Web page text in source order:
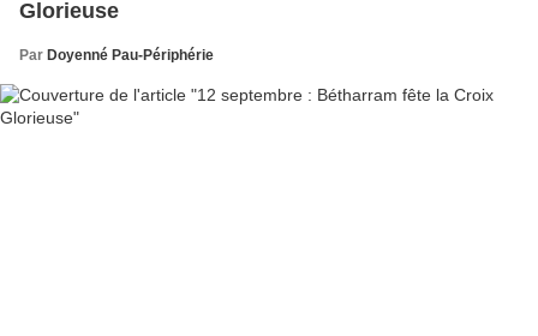
Glorieuse
Par Doyenné Pau-Périphérie